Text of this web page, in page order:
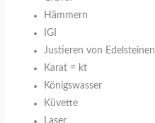
Hämmern
IGI
Justieren von Edelsteinen
Karat = kt
Königswasser
Küvette